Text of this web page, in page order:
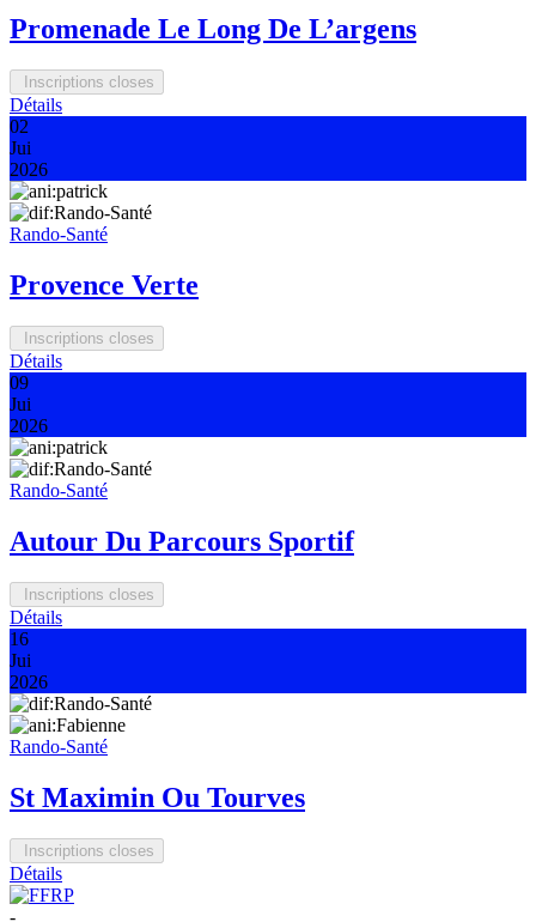
Promenade Le Long De L’argens
Inscriptions closes
Détails
02
Jui
2026
Rando-Santé
Provence Verte
Inscriptions closes
Détails
09
Jui
2026
Rando-Santé
Autour Du Parcours Sportif
Inscriptions closes
Détails
16
Jui
2026
Rando-Santé
St Maximin Ou Tourves
Inscriptions closes
Détails
-